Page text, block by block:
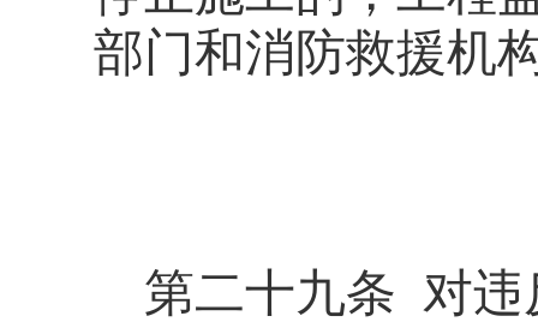
部门和消防救援机
第二十九条 对违